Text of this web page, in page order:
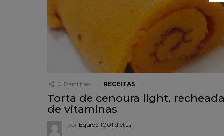
0 Partilhas RECEITAS
Torta de cenoura light, recheada
de vitaminas
por Equipa 1001 dietas